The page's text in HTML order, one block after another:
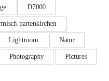
D7000
partenkirchen
Lightroom Natur
Photography Pictures